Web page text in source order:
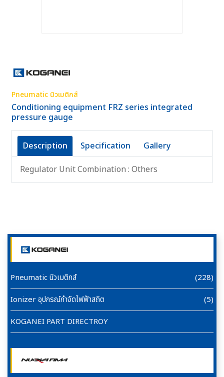
Pneumatic นิวเมติกส์
(228)
Ionizer อุปกรณ์กำจัดไฟฟ้าสถิต
(5)
KOGANEI PART DIRECTROY
Pneumatic นิวเมติกส์
Conditioning equipment FRZ series integrated
pressure gauge
Description Specification
Gallery
Regulator Unit Combination : Others